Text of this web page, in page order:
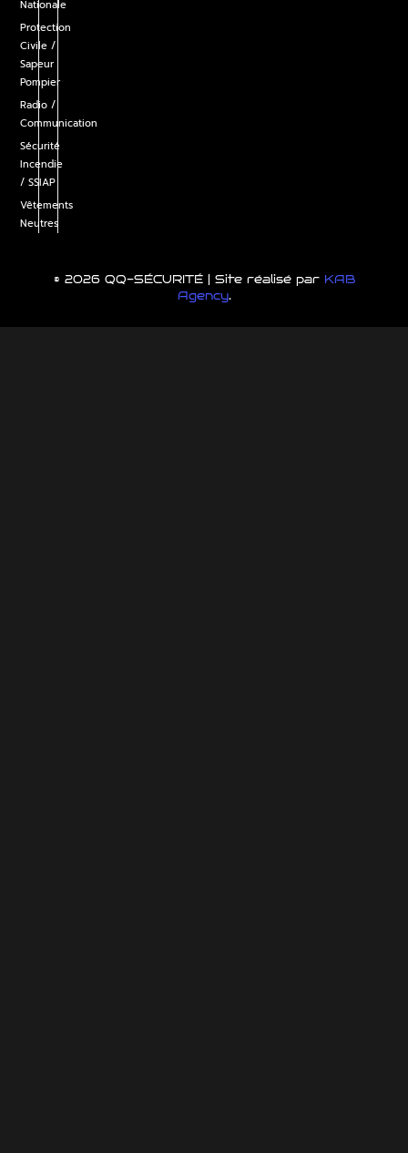
Nationale
Protection
Civile /
Sapeur
Pompier
Radio /
Communication
Sécurité
Incendie
/ SSIAP
Vêtements
Neutres
© 2026 QQ-SÉCURITÉ | Site réalisé par KAB
Agency.